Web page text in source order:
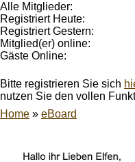
Alle Mitglieder:
Registriert Heute:
Registriert Gestern:
Mitglied(er) online:
Gäste Online:
Bitte registrieren Sie sich
nutzen Sie den vollen
Home » eBoard